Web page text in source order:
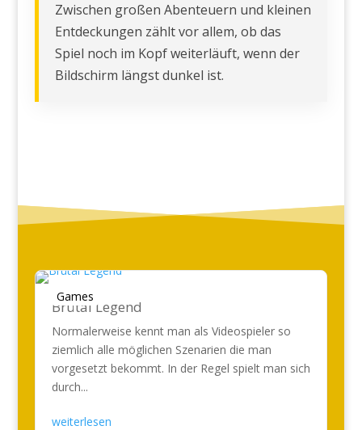
Zwischen großen Abenteuern und kleinen
Entdeckungen zählt vor allem, ob das
Spiel noch im Kopf weiterläuft, wenn der
Bildschirm längst dunkel ist.
Games
Brütal Legend
Normalerweise kennt man als Videospieler so
ziemlich alle möglichen Szenarien die man
vorgesetzt bekommt. In der Regel spielt man sich
durch...
weiterlesen